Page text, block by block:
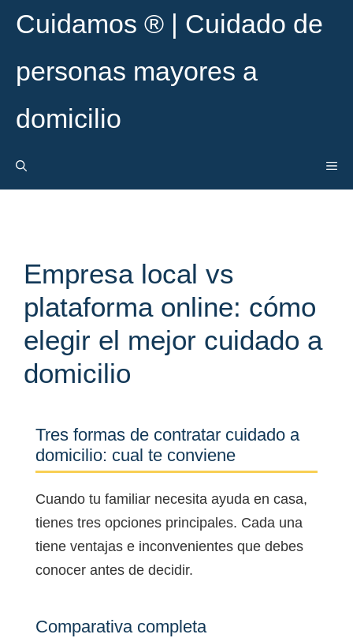
Cuidamos ® | Cuidado de
personas mayores a
domicilio
Empresa local vs
plataforma online: cómo
elegir el mejor cuidado a
domicilio
Tres formas de contratar cuidado a
domicilio: cual te conviene
Cuando tu familiar necesita ayuda en casa,
tienes tres opciones principales. Cada una
tiene ventajas e inconvenientes que debes
conocer antes de decidir.
Comparativa completa